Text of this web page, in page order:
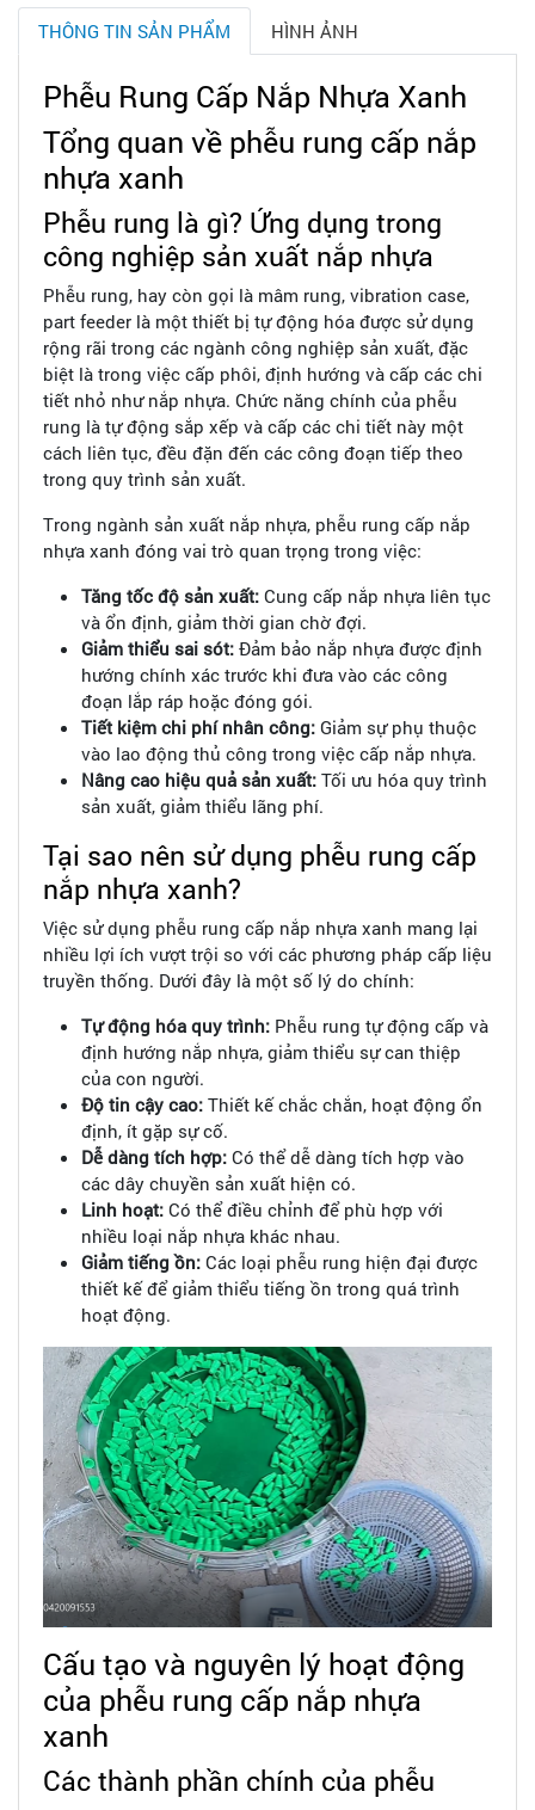
THÔNG TIN SẢN PHẨM HÌNH ẢNH
Phễu Rung Cấp Nắp Nhựa Xanh
Tổng quan về phễu rung cấp nắp
nhựa xanh
Phễu rung là gì? Ứng dụng trong
công nghiệp sản xuất nắp nhựa
Phễu rung, hay còn gọi là mâm rung, vibration case,
part feeder là một thiết bị tự động hóa được sử dụng
rộng rãi trong các ngành công nghiệp sản xuất, đặc
biệt là trong việc cấp phôi, định hướng và cấp các chi
tiết nhỏ như nắp nhựa. Chức năng chính của phễu
rung là tự động sắp xếp và cấp các chi tiết này một
cách liên tục, đều đặn đến các công đoạn tiếp theo
trong quy trình sản xuất.
Trong ngành sản xuất nắp nhựa, phễu rung cấp nắp
nhựa xanh đóng vai trò quan trọng trong việc:
Tăng tốc độ sản xuất: Cung cấp nắp nhựa liên tục
và ổn định, giảm thời gian chờ đợi.
Giảm thiểu sai sót: Đảm bảo nắp nhựa được định
hướng chính xác trước khi đưa vào các công
đoạn lắp ráp hoặc đóng gói.
Tiết kiệm chi phí nhân công: Giảm sự phụ thuộc
vào lao động thủ công trong việc cấp nắp nhựa.
Nâng cao hiệu quả sản xuất: Tối ưu hóa quy trình
sản xuất, giảm thiểu lãng phí.
Tại sao nên sử dụng phễu rung cấp
nắp nhựa xanh?
Việc sử dụng phễu rung cấp nắp nhựa xanh mang lại
nhiều lợi ích vượt trội so với các phương pháp cấp liệu
truyền thống. Dưới đây là một số lý do chính:
Tự động hóa quy trình: Phễu rung tự động cấp và
định hướng nắp nhựa, giảm thiểu sự can thiệp
của con người.
Độ tin cậy cao: Thiết kế chắc chắn, hoạt động ổn
định, ít gặp sự cố.
Dễ dàng tích hợp: Có thể dễ dàng tích hợp vào
các dây chuyền sản xuất hiện có.
Linh hoạt: Có thể điều chỉnh để phù hợp với
nhiều loại nắp nhựa khác nhau.
Giảm tiếng ồn: Các loại phễu rung hiện đại được
thiết kế để giảm thiểu tiếng ồn trong quá trình
hoạt động.
Cấu tạo và nguyên lý hoạt động
của phễu rung cấp nắp nhựa
xanh
Các thành phần chính của phễu